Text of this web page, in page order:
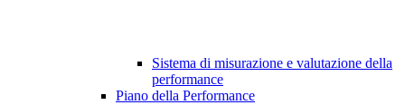
Sistema di misurazione e valutazione della
performance
Piano della Performance